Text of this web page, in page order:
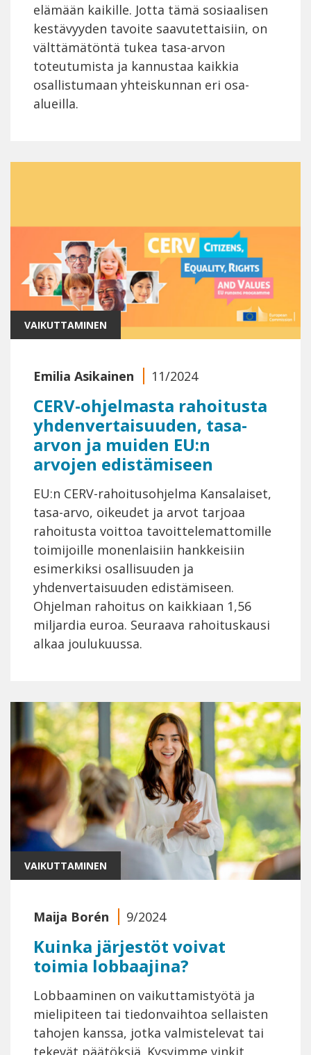
elämään kaikille. Jotta tämä sosiaalisen
kestävyyden tavoite saavutettaisiin, on
välttämätöntä tukea tasa-arvon
toteutumista ja kannustaa kaikkia
osallistumaan yhteiskunnan eri osa-
alueilla.
VAIKUTTAMINEN
Emilia Asikainen 11/2024
CERV-ohjelmasta rahoitusta
yhdenvertaisuuden, tasa-
arvon ja muiden EU:n
arvojen edistämiseen
EU:n CERV-rahoitusohjelma Kansalaiset,
tasa-arvo, oikeudet ja arvot tarjoaa
rahoitusta voittoa tavoittelemattomille
toimijoille monenlaisiin hankkeisiin
esimerkiksi osallisuuden ja
yhdenvertaisuuden edistämiseen.
Ohjelman rahoitus on kaikkiaan 1,56
miljardia euroa. Seuraava rahoituskausi
alkaa joulukuussa.
VAIKUTTAMINEN
Maija Borén 9/2024
Kuinka järjestöt voivat
toimia lobbaajina?
Lobbaaminen on vaikuttamistyötä ja
mielipiteen tai tiedonvaihtoa sellaisten
tahojen kanssa, jotka valmistelevat tai